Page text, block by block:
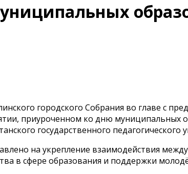
городского Собрания во главе с
приуроченном ко дню муниципальных
государственного педагогического
на укрепление взаимодействия
в сфере образования и поддержки